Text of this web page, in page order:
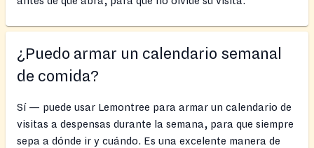
¿Puedo armar un calendario semanal
de comida?
Sí — puede usar Lemontree para armar un calendario de
visitas a despensas durante la semana, para que siempre
sepa a dónde ir y cuándo. Es una excelente manera de